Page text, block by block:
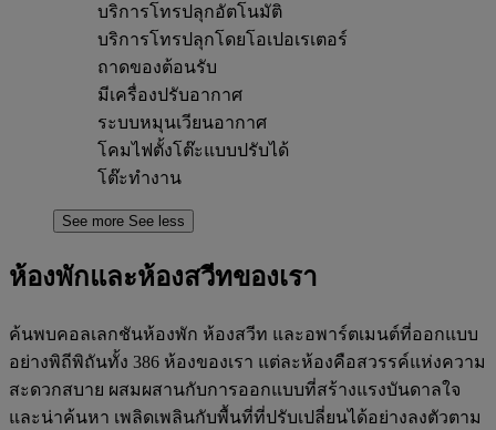
บริการโทรปลุกอัตโนมัติ
บริการโทรปลุกโดยโอเปอเรเตอร์
ถาดของต้อนรับ
มีเครื่องปรับอากาศ
ระบบหมุนเวียนอากาศ
โคมไฟตั้งโต๊ะแบบปรับได้
โต๊ะทำงาน
See more See less
ห้องพักและห้องสวีทของเรา
ค้นพบคอลเลกชันห้องพัก ห้องสวีท และอพาร์ตเมนต์ที่ออกแบบ
อย่างพิถีพิถันทั้ง 386 ห้องของเรา แต่ละห้องคือสวรรค์แห่งความ
สะดวกสบาย ผสมผสานกับการออกแบบที่สร้างแรงบันดาลใจ
และน่าค้นหา เพลิดเพลินกับพื้นที่ที่ปรับเปลี่ยนได้อย่างลงตัวตาม